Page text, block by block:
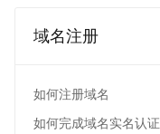
域名注册
如何注册域名
如何完成域名实名认证